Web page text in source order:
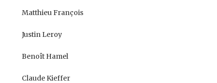
Matthieu François
Justin Leroy
Benoît Hamel
Claude Kieffer